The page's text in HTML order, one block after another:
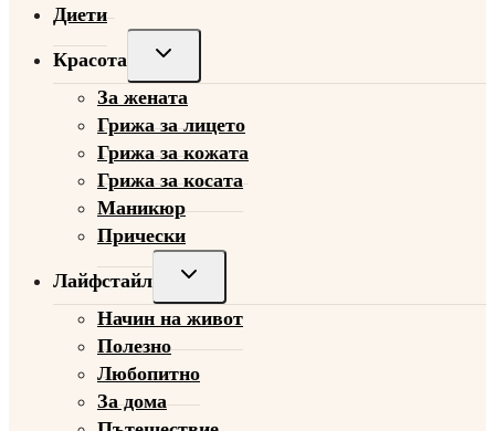
Диети
Красота
Toggle
child
menu
За жената
Грижа за лицето
Грижа за кожата
Грижа за косата
Маникюр
Прически
Лайфстайл
Toggle
child
menu
Начин на живот
Полезно
Любопитно
За дома